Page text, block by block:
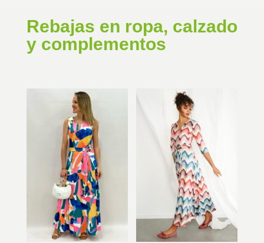
Rebajas en ropa, calzado
y complementos